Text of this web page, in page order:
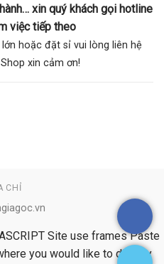
xin quý khách gọi hotline
việc tiếp theo
hoặc đặt sỉ vui lòng liên hệ
Shop xin cảm ơn!
CHỈ
Site use frames Paste
you would like to display